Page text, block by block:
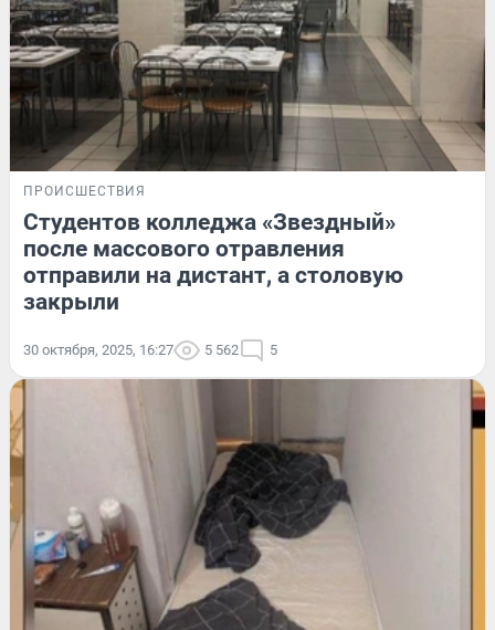
ПРОИСШЕСТВИЯ
Студентов колледжа «Звездный»
после массового отравления
отправили на дистант, а столовую
закрыли
30 октября, 2025, 16:27 5 562 5